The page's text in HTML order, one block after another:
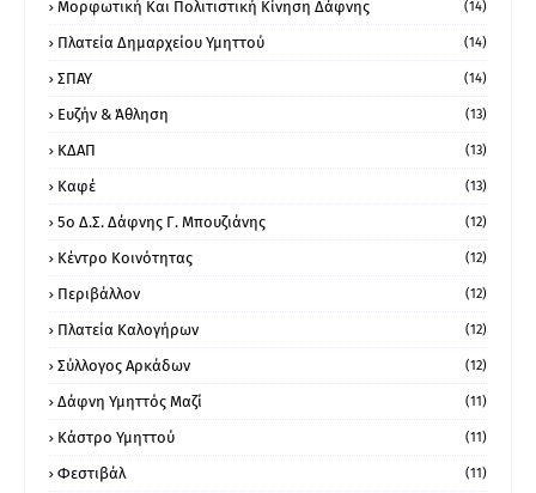
Μορφωτική Και Πολιτιστική Κίνηση Δάφνης (14)
Πλατεία Δημαρχείου Υμηττού (14)
ΣΠΑΥ (14)
Ευζήν & Άθληση (13)
ΚΔΑΠ (13)
Καφέ (13)
5ο Δ.Σ. Δάφνης Γ. Μπουζιάνης (12)
Κέντρο Κοινότητας (12)
Περιβάλλον (12)
Πλατεία Καλογήρων (12)
Σύλλογος Αρκάδων (12)
Δάφνη Υμηττός Μαζί (11)
Κάστρο Υμηττού (11)
Φεστιβάλ (11)